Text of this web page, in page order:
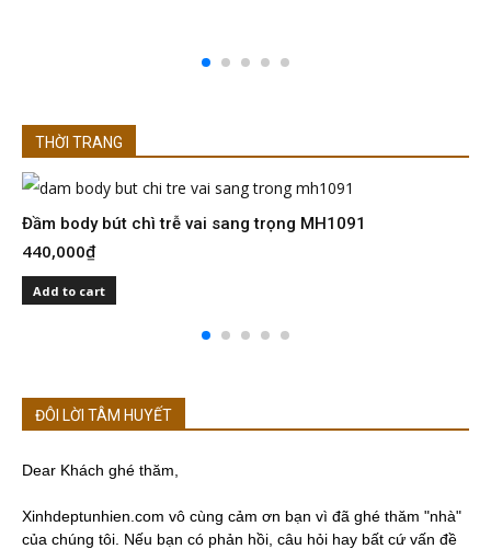
THỜI TRANG
Đầm body bút chì trễ vai sang trọng MH1091
440,000₫
Add to cart
ĐÔI LỜI TÂM HUYẾT
Dear Khách ghé thăm,
Xinhdeptunhien.com vô cùng cảm ơn bạn vì đã ghé thăm "nhà"
của chúng tôi. Nếu bạn có phản hồi, câu hỏi hay bất cứ vấn đề